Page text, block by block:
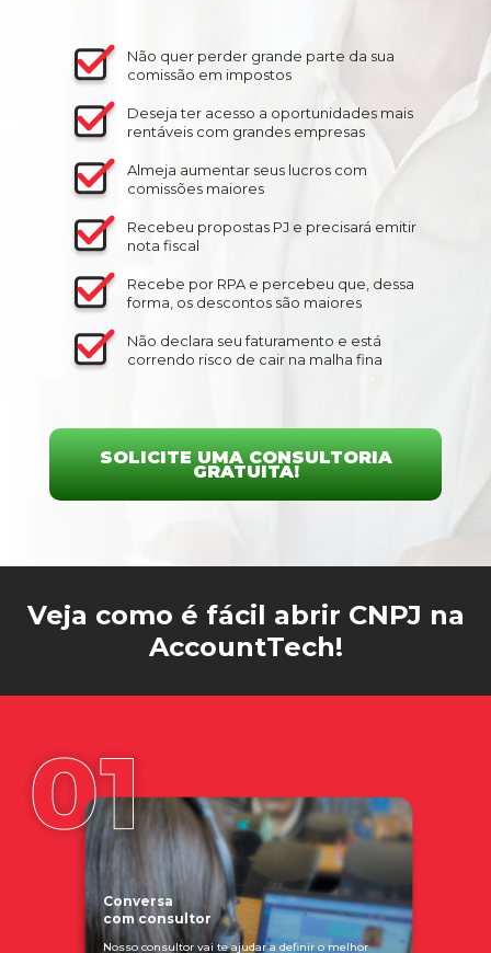
Não quer perder grande parte da sua
comissão em impostos
Deseja ter acesso a oportunidades mais
rentáveis com grandes empresas
Almeja aumentar seus lucros com
comissões maiores
Recebeu propostas PJ e precisará emitir
nota fiscal
Recebe por RPA e percebeu que, dessa
forma, os descontos são maiores
Não declara seu faturamento e está
correndo risco de cair na malha fina
SOLICITE UMA CONSULTORIA
GRATUITA!
Veja como é fácil abrir CNPJ na
AccountTech!
Conversa
com consultor
Nosso consultor vai te ajudar a definir o melhor